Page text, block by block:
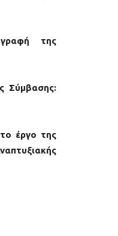
της
Σύμβασης:
έργο της